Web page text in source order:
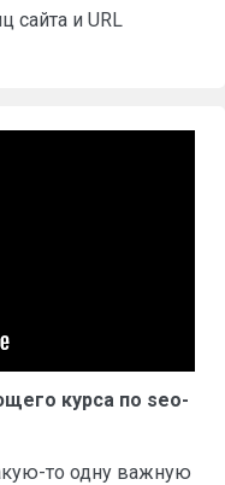
сайта и URL
курса по seo-
то одну важную